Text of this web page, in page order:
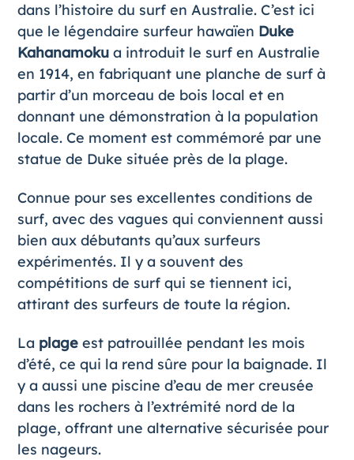
dans l’histoire du surf en Australie. C’est ici
que le légendaire surfeur hawaïen Duke
Kahanamoku a introduit le surf en Australie
en 1914, en fabriquant une planche de surf à
partir d’un morceau de bois local et en
donnant une démonstration à la population
locale. Ce moment est commémoré par une
statue de Duke située près de la plage.
Connue pour ses excellentes conditions de
surf, avec des vagues qui conviennent aussi
bien aux débutants qu’aux surfeurs
expérimentés. Il y a souvent des
compétitions de surf qui se tiennent ici,
attirant des surfeurs de toute la région.
La plageest patrouillée pendant les mois
d’été, ce qui la rend sûre pour la baignade. Il
y a aussi une piscine d’eau de mer creusée
dans les rochers à l’extrémité nord de la
plage, offrant une alternative sécurisée pour
les nageurs.